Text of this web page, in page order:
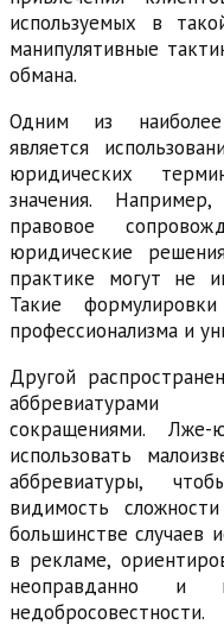
используемых в
манипулятивные
обмана.
Одним из наиболее
является
юридических
значения.
правовое
юридические
практике могут не
Такие
профессионализма и
Другой
аббревиатурами
сокращениями. Лже-
использовать
аббревиатуры,
видимость
большинстве случаев
в рекламе,
неоправданно и
недобросовестности.